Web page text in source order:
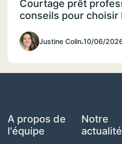
Courtage prêt
conseils pour
Justine Colin.10/06/
A propos de
l'équipe
Notre
actualité